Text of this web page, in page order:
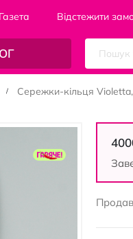
Газета Відстежити
Сережки-кільця